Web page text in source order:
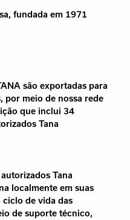
fundada em 1971
são exportadas para
por meio de nossa rede
que inclui 34
Tana
Tana
localmente em suas
de vida das
de suporte técnico,